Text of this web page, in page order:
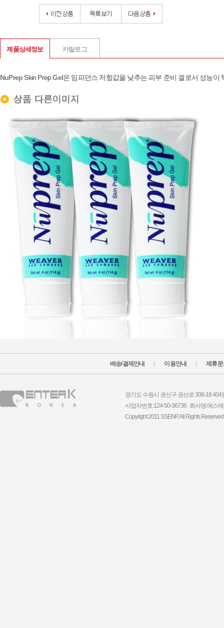
제품상세정보 카탈로그
NuPrep Skin PrepGel은 임피던스 저항값을 낮추는 피부 준비 겔로서 성능
배송/결제안내 이용안내 제휴문
경기도 수원시 권선구 권선로 308-18
사업자번호:124-50-36736 회사명:에스
Copyright 2011 SSENP. All Rights Reserved